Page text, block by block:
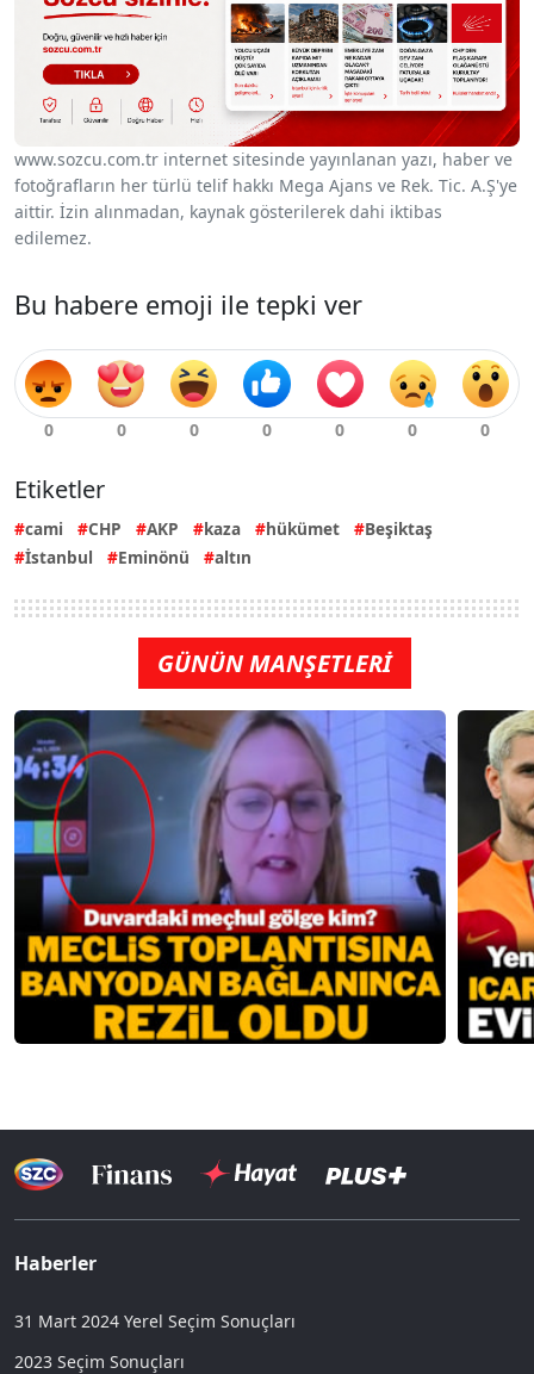
www.sozcu.com.tr internet sitesinde yayınlanan yazı, haber ve
fotoğrafların her türlü telif hakkı Mega Ajans ve Rek. Tic. A.Ş'ye
aittir. İzin alınmadan, kaynak gösterilerek dahi iktibas
edilemez.
Bu habere emoji ile tepki ver
Etiketler
cami CHP AKP kaza hükümet
Beşiktaş
İstanbul
Eminönü altın
GÜNÜN MANŞETLERİ
Haberler
31 Mart 2024 Yerel Seçim Sonuçları
2023 Seçim Sonuçları